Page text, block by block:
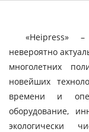
«Heipress»
невероятно
многолетних
новейших
времени и
оборудование,
экологически